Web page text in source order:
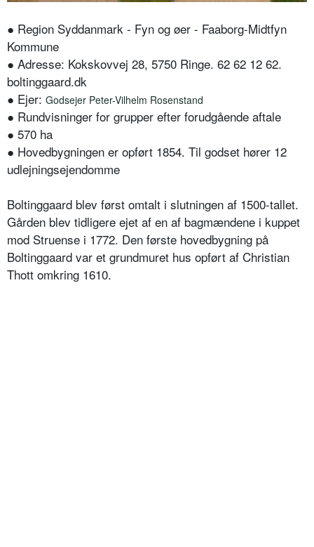
● Region Syddanmark - Fyn og øer - Faaborg-Midtfyn
Kommune
● Adresse: Kokskovvej 28, 5750 Ringe. 62 62 12 62.
boltinggaard.dk
● Ejer: Godsejer Peter-Vilhelm Rosenstand
● Rundvisninger for grupper efter forudgående aftale
● 570 ha
● Hovedbygningen er opført 1854. Til godset hører 12
udlejningsejendomme
Boltinggaard blev først omtalt i slutningen af 1500-tallet.
Gården blev tidligere ejet af en af bagmændene i kuppet
mod Struense i 1772. Den første hovedbygning på
Boltinggaard var et grundmuret hus opført af Christian
Thott omkring 1610.